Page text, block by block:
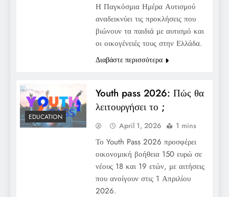
Η Παγκόσμια Ημέρα Αυτισμού
αναδεικνύει τις προκλήσεις που
βιώνουν τα παιδιά με αυτισμό και
οι οικογένειές τους στην Ελλάδα.
Διαβάστε περισσότερα
EDUCATION
Youth pass 2026: Πώς θα
λειτουργήσει το ;
April 1, 2026 1 mins
Το Youth Pass 2026 προσφέρει
οικονομική βοήθεια 150 ευρώ σε
νέους 18 και 19 ετών, με αιτήσεις
που ανοίγουν στις 1 Απριλίου
2026.